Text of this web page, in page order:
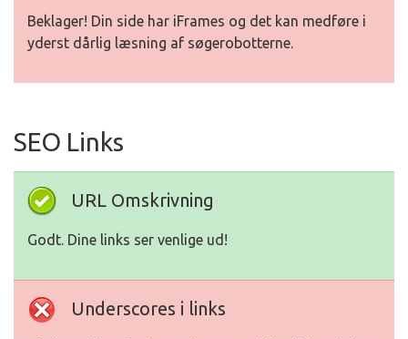
Beklager! Din side har iFrames og det kan medføre i
yderst dårlig læsning af søgerobotterne.
SEO Links
URL Omskrivning
Godt. Dine links ser venlige ud!
Underscores i links